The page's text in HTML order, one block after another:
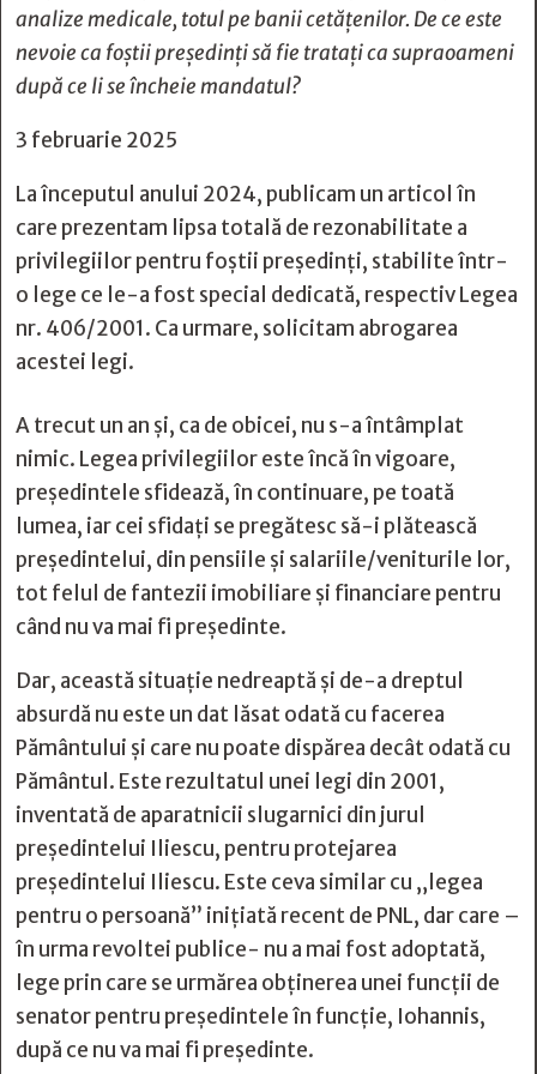
analize medicale, totul pe banii cetățenilor. De ce este
nevoie ca foștii președinți să fie tratați ca supraoameni
după ce li se încheie mandatul?
3 februarie 2025
La începutul anului 2024, publicam un articol în
care prezentam lipsa totală de rezonabilitate a
privilegiilor pentru foștii președinți, stabilite într-
o lege ce le-a fost special dedicată, respectiv Legea
nr. 406/2001. Ca urmare, solicitam abrogarea
acestei legi.
A trecut un an și, ca de obicei, nu s-a întâmplat
nimic. Legea privilegiilor este încă în vigoare,
președintele sfidează, în continuare, pe toată
lumea, iar cei sfidați se pregătesc să-i plătească
președintelui, din pensiile și salariile/veniturile lor,
tot felul de fantezii imobiliare și financiare pentru
când nu va mai fi președinte.
Dar, această situație nedreaptă și de-a dreptul
absurdă nu este un dat lăsat odată cu facerea
Pământului și care nu poate dispărea decât odată cu
Pământul. Este rezultatul unei legi din 2001,
inventată de aparatnicii slugarnici din jurul
președintelui Iliescu, pentru protejarea
președintelui Iliescu. Este ceva similar cu „legea
pentru o persoană” inițiată recent de PNL, dar care –
în urma revoltei publice- nu a mai fost adoptată,
lege prin care se urmărea obținerea unei funcții de
senator pentru președintele în funcție, Iohannis,
după ce nu va mai fi președinte.